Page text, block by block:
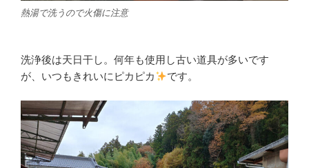
熱湯で洗うので火傷に注意
洗浄後は天日干し。何年も使用し古い道具が多いです
が、いつもきれいにピカピカ
です。